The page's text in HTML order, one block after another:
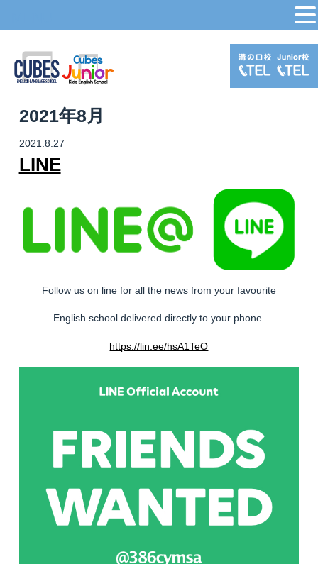
2021年8月
2021.8.27
LINE
Follow us on line for all the news from your favourite
English school delivered directly to your phone.
https://lin.ee/hsA1TeO